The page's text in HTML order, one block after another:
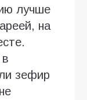
лучше
на
зефир